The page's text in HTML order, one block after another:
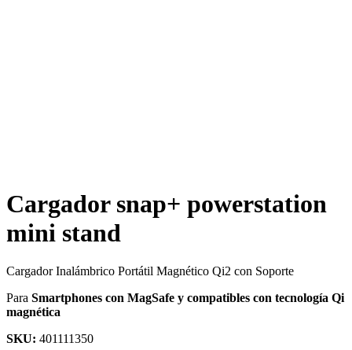
Cargador snap+ powerstation
mini stand
Cargador Inalámbrico Portátil Magnético Qi2 con Soporte
Para Smartphones con MagSafe y compatibles con tecnología Qi
magnética
SKU: 401111350